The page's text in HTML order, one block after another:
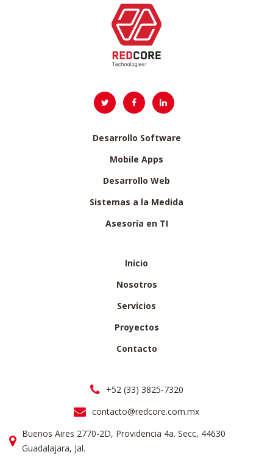
Desarrollo Software
Mobile Apps
Desarrollo Web
Sistemas a la Medida
Asesoría en TI
Inicio
Nosotros
Servicios
Proyectos
Contacto
+52 (33) 3825-7320
contacto@redcore.com.mx
Buenos Aires 2770-2D, Providencia 4a. Secc, 44630
Guadalajara, Jal.